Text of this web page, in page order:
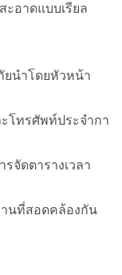
อาดแบบเรียล
นําโดยหัวหน้า
โทรศัพท์ประจํากา
จัดตารางเวลา
านที่สอดคล้องกัน